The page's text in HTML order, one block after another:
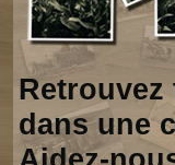
dans une